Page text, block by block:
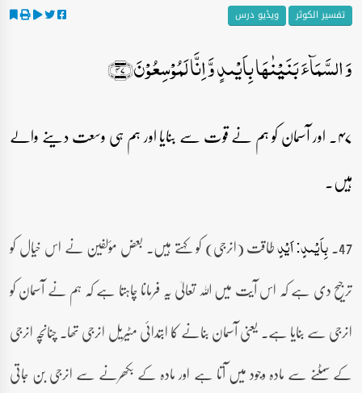
تفسیر الکوثر ویڈیو درس
وَ السَّمَآءَ بَنَیۡنٰہَا بِاَیۡىدٍ وَّ اِنَّا لَمُوۡسِعُوۡنَ﴿۴۷﴾
۴۷۔ اور آسمان کو ہم نے قوت سے بنایا اور ہم ہی وسعت دینے والے
ہیں۔
47۔ بِاَیۡىدٍ: اَیۡدٍطاقت (انرجی) کو کہتے ہیں۔ بعض مؤلفین نے اس خیال کو
ترجیح دی ہے کہ اس آیت میں اللہ تعالیٰ یہ فرمانا چاہتا ہے کہ ہم نے آسمان کو
انرجی سے بنایا ہے۔ یعنی آسمان بنانے کا ابتدائی مٹیریل انرجی تھا۔ چنانچہ انرجی
کے سمٹنے سے مادہ وجود میں آتا ہے اور مادہ کے بکھرنے سے انرجی بن جاتی